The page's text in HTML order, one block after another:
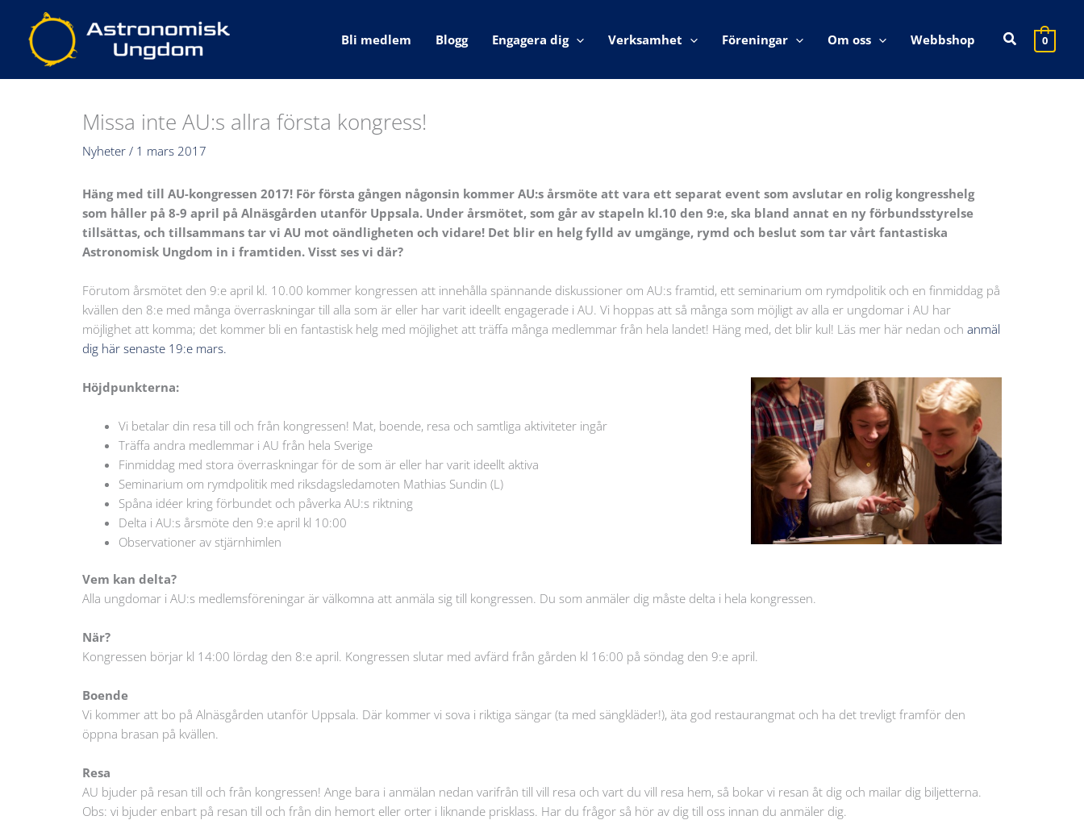
innehåll
Bli medlem Blogg Engagera dig Verksamhet Föreningar Om oss Webbshop Sök 0
Missa inte AU:s allra första kongress!
Nyheter / 1 mars 2017
Häng med till AU-kongressen 2017! För första gången någonsin kommer AU:s årsmöte att vara ett separat event som avslutar en rolig kongresshelg
som håller på 8-9 april på Alnäsgården utanför Uppsala. Under årsmötet, som går av stapeln kl.10 den 9:e, ska bland annat en ny förbundsstyrelse
tillsättas, och tillsammans tar vi AU mot oändligheten och vidare! Det blir en helg fylld av umgänge, rymd och beslut som tar vårt fantastiska
Astronomisk Ungdom in i framtiden. Visst ses vi där?
Förutom årsmötet den 9:e april kl. 10.00 kommer kongressen att innehålla spännande diskussioner om AU:s framtid, ett seminarium om rymdpolitik och en finmiddag på
kvällen den 8:e med många överraskningar till alla som är eller har varit ideellt engagerade i AU. Vi hoppas att så många som möjligt av alla er ungdomar i AU har
möjlighet att komma; det kommer bli en fantastisk helg med möjlighet att träffa många medlemmar från hela landet! Häng med, det blir kul! Läs mer här nedan och anmäl
dig här senaste 19:e mars.
Höjdpunkterna:
Vi betalar din resa till och från kongressen! Mat, boende, resa och samtliga aktiviteter ingår
Träffa andra medlemmar i AU från hela Sverige
Finmiddag med stora överraskningar för de som är eller har varit ideellt aktiva
Seminarium om rymdpolitik med riksdagsledamoten Mathias Sundin (L)
Spåna idéer kring förbundet och påverka AU:s riktning
Delta i AU:s årsmöte den 9:e april kl 10:00
Observationer av stjärnhimlen
Vem kan delta?
Alla ungdomar i AU:s medlemsföreningar är välkomna att anmäla sig till kongressen. Du som anmäler dig måste delta i hela kongressen.
När?
Kongressen börjar kl 14:00 lördag den 8:e april. Kongressen slutar med avfärd från gården kl 16:00 på söndag den 9:e april.
Boende
Vi kommer att bo på Alnäsgården utanför Uppsala. Där kommer vi sova i riktiga sängar (ta med sängkläder!), äta god restaurangmat och ha det trevligt framför den
öppna brasan på kvällen.
Resa
AU bjuder på resan till och från kongressen! Ange bara i anmälan nedan varifrån till vill resa och vart du vill resa hem, så bokar vi resan åt dig och mailar dig biljetterna.
Obs: vi bjuder enbart på resan till och från din hemort eller orter i liknande prisklass. Har du frågor så hör av dig till oss innan du anmäler dig.